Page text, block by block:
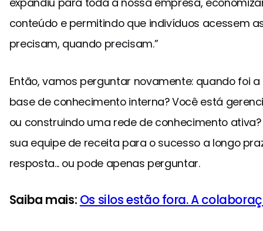
conteúdo e permitindo que indivíduos acessem
precisam, quando precisam.”
Então, vamos perguntar novamente: quando foi
base de conhecimento interna? Você está
ou construindo uma rede de conhecimento
sua equipe de receita para o sucesso a longo
resposta... ou pode apenas perguntar.
Saiba mais: Os silos estão fora. A